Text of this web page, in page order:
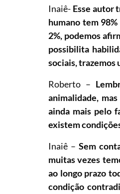
Inaiê- Esse autor
humano tem
2%, podemos
possibilita
sociais, trazemos
Roberto –
animalidade,
ainda mais pelo
existem
Inaiê – Sem
muitas vezes
ao longo prazo
condição